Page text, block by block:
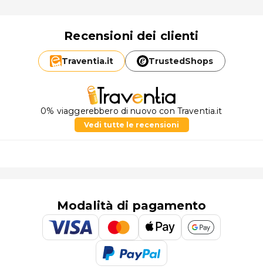
Recensioni dei clienti
Traventia.it TrustedShops
0% viaggerebbero di nuovo con Traventia.it
Vedi tutte le recensioni
Modalità di pagamento